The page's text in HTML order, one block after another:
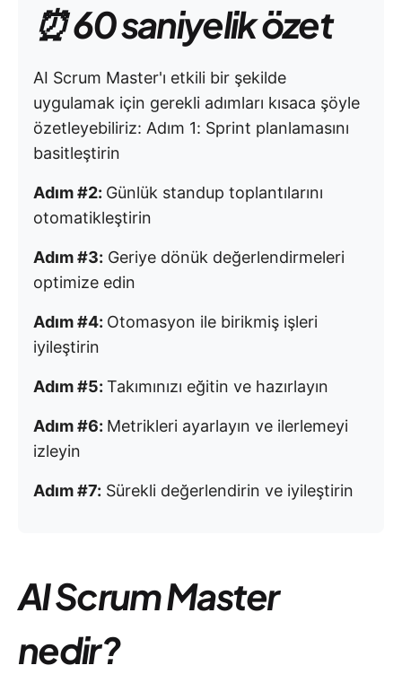
⏰ 60 saniyelik özet
AI Scrum Master'ı etkili bir şekilde
uygulamak için gerekli adımları kısaca şöyle
özetleyebiliriz: Adım 1: Sprint planlamasını
basitleştirin
Adım #2: Günlük standup toplantılarını
otomatikleştirin
Adım #3: Geriye dönük değerlendirmeleri
optimize edin
Adım #4: Otomasyon ile birikmiş işleri
iyileştirin
Adım #5: Takımınızı eğitin ve hazırlayın
Adım #6: Metrikleri ayarlayın ve ilerlemeyi
izleyin
Adım #7: Sürekli değerlendirin ve iyileştirin
AI Scrum Master
nedir?